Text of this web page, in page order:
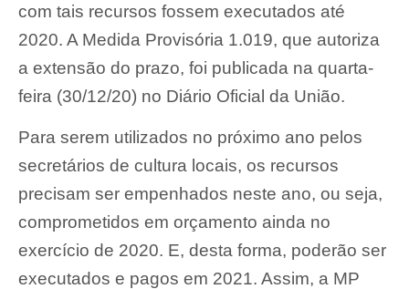
com tais recursos fossem executados até
2020. A Medida Provisória 1.019, que autoriza
a extensão do prazo, foi publicada na quarta-
feira (30/12/20) no Diário Oficial da União.
Para serem utilizados no próximo ano pelos
secretários de cultura locais, os recursos
precisam ser empenhados neste ano, ou seja,
comprometidos em orçamento ainda no
exercício de 2020. E, desta forma, poderão ser
executados e pagos em 2021. Assim, a MP